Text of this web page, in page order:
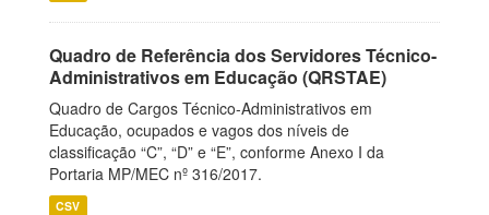
Quadro de Referência dos Servidores Técnico-
Administrativos em Educação (QRSTAE)
Quadro de Cargos Técnico-Administrativos em
Educação, ocupados e vagos dos níveis de
classificação “C”, “D” e “E”, conforme Anexo I da
Portaria MP/MEC nº 316/2017.
CSV